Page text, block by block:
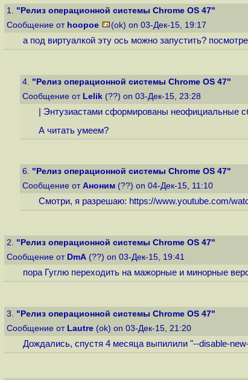
1. "Релиз операционной системы Chrome OS 47"
Сообщение от hoopoe (ok) on 03-Дек-15, 19:17
а под виртуалкой эту ось можно запустить?
4. "Релиз операционной системы Chrome OS 47"
Сообщение от Lelik (??) on 03-Дек-15, 23:28
| Энтузиастами сформированы неофициальные
А читать умеем?
6. "Релиз операционной системы Chrome OS 47"
Сообщение от Аноним (??) on 04-Дек-15, 11:10
Смотри, я разрешаю: https://www.youtube.com/
2. "Релиз операционной системы Chrome OS 47"
Сообщение от DmA (??) on 03-Дек-15, 19:41
пора Гуглю переходить на мажорные и минорные
3. "Релиз операционной системы Chrome OS 47"
Сообщение от Lautre (ok) on 03-Дек-15, 21:20
Дождались, спустя 4 месяца выпилили "--disable-